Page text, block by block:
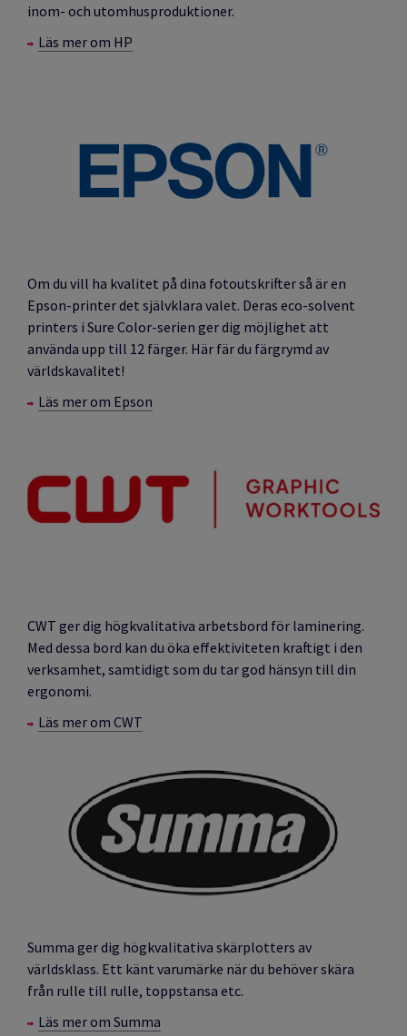
inom- och utomhusproduktioner.
Läs mer om HP
Om du vill ha kvalitet på dina fotoutskrifter så är en
Epson-printer det självklara valet. Deras eco-solvent
printers i Sure Color-serien ger dig möjlighet att
använda upp till 12 färger. Här fär du färgrymd av
världskavalitet!
Läs mer om Epson
CWT ger dig högkvalitativa arbetsbord för laminering.
Med dessa bord kan du öka effektiviteten kraftigt i den
verksamhet, samtidigt som du tar god hänsyn till din
ergonomi.
Läs mer om CWT
Summa ger dig högkvalitativa skärplotters av
världsklass. Ett känt varumärke när du behöver skära
från rulle till rulle, toppstansa etc.
Läs mer om Summa